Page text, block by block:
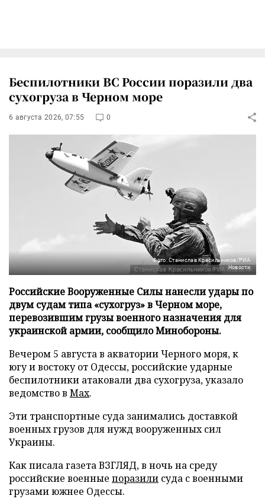
Беспилотники ВС России поразили два
сухогруза в Черном море
6 августа 2026, 07:55 0
Фото: Станислав Красильников/РИА
Новости
Российские Вооруженные Силы нанесли удары по
двум судам типа «сухогруз» в Черном море,
перевозившим грузы военного назначения для
украинской армии, сообщило Минобороны.
Вечером 5 августа в акватории Черного моря, к
югу и востоку от Одессы, российские ударные
беспилотники атаковали два сухогруза, указало
ведомство в Max.
Эти транспортные суда занимались доставкой
военных грузов для нужд вооруженных сил
Украины.
Как писала газета ВЗГЛЯД, в ночь на среду
российские военные поразили суда с военными
грузами южнее Одессы.